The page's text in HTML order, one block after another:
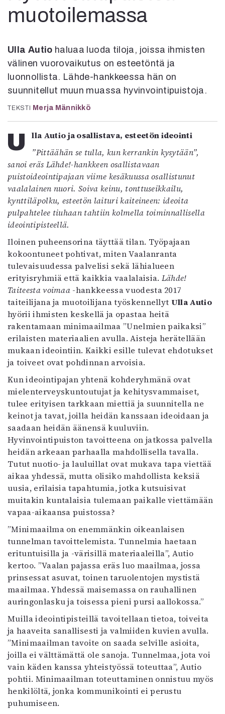
Kirjat
In English
Lehdet
4/2026
2–3/2026
6/2025
5/2025 saame
Lehtiarkisto
Info
Tilaus ja irtonumerot
Yhteistyössä
Kaltio ry
muotoilemassa
Ulla Autio haluaa luoda tiloja, joissa ihmisten
välinen vuorovaikutus on esteetöntä ja
luonnollista. Lähde-hankkeessa hän on
suunnitellut muun muassa hyvinvointipuistoja.
TEKSTI Merja Männikkö
Ulla Autio ja osallistava, esteetön ideointi
”Pittäähän se tulla, kun kerrankin kysytään”,
sanoi eräs Lähde!-hankkeen osallistavaan
puistoideointipajaan viime kesäkuussa osallistunut
vaalalainen nuori. Soiva keinu, tonttuseikkailu,
kynttiläpolku, esteetön laituri kaiteineen: ideoita
pulpahtelee tiuhaan tahtiin kolmella toiminnallisella
ideointipisteellä.
Iloinen puheensorina täyttää tilan. Työpajaan
kokoontuneet pohtivat, miten Vaalanranta
tulevaisuudessa palvelisi sekä lähialueen
erityisryhmiä että kaikkia vaalalaisia. Lähde!
Taiteesta voimaa -hankkeessa vuodesta 2017
taiteilijana ja muotoilijana työskennellyt Ulla Autio
hyörii ihmisten keskellä ja opastaa heitä
rakentamaan minimaailmaa ”Unelmien paikaksi”
erilaisten materiaalien avulla. Aisteja herätellään
mukaan ideointiin. Kaikki esille tulevat ehdotukset
ja toiveet ovat pohdinnan arvoisia.
Kun ideointipajan yhtenä kohderyhmänä ovat
mielenterveyskuntoutujat ja kehitysvammaiset,
tulee erityisen tarkkaan miettiä ja suunnitella ne
keinot ja tavat, joilla heidän kanssaan ideoidaan ja
saadaan heidän äänensä kuuluviin.
Hyvinvointipuiston tavoitteena on jatkossa palvella
heidän arkeaan parhaalla mahdollisella tavalla.
Tutut nuotio- ja lauluillat ovat mukava tapa viettää
aikaa yhdessä, mutta olisiko mahdollista keksiä
uusia, erilaisia tapahtumia, jotka kutsuisivat
muitakin kuntalaisia tulemaan paikalle viettämään
vapaa-aikaansa puistossa?
”Minimaailma on enemmänkin oikeanlaisen
tunnelman tavoittelemista. Tunnelmia haetaan
erituntuisilla ja -värisillä materiaaleilla”, Autio
kertoo. ”Vaalan pajassa eräs luo maailmaa, jossa
prinsessat asuvat, toinen taruolentojen mystistä
maailmaa. Yhdessä maisemassa on rauhallinen
auringonlasku ja toisessa pieni pursi aallokossa.”
Muilla ideointipisteillä tavoitellaan tietoa, toiveita
ja haaveita sanallisesti ja valmiiden kuvien avulla.
”Minimaailman tavoite on saada selville asioita,
joilla ei välttämättä ole sanoja. Tunnelmaa, jota voi
vain käden kanssa yhteistyössä toteuttaa”, Autio
pohtii. Minimaailman toteuttaminen onnistuu myös
henkilöltä, jonka kommunikointi ei perustu
puhumiseen.